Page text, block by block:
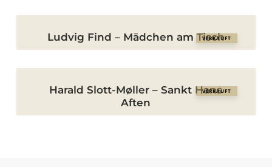
Ankunft
im
Find
Mädchen
am
VERKAUFT
Ludvig Find – Mädchen am Tisch
Slott-
Møller
VERKAUFT
Harald Slott-Møller – Sankt Hans
Aften